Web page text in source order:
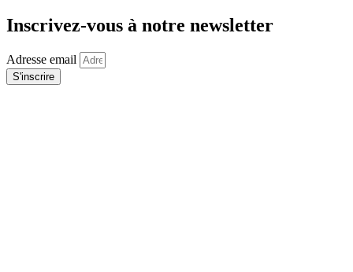
Inscrivez-vous à notre newsletter
Adresse email
S'inscrire